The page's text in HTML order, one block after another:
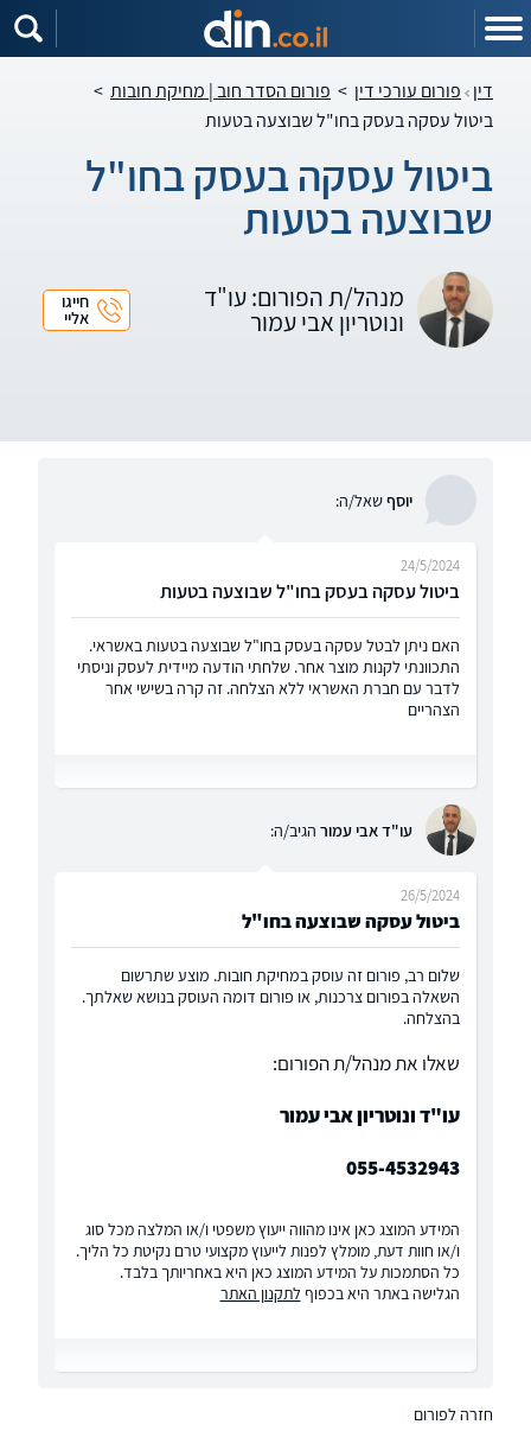
דין פורום עורכי דין > פורום הסדר חוב | מחיקת חובות >
ביטול עסקה בעסק בחו"ל שבוצעה בטעות
ביטול עסקה בעסק בחו"ל
שבוצעה בטעות
מנהל/ת הפורום: עו"ד
ונוטריון אבי עמור
חייגו
אליי
יוסףשאל/ה:
ביטול עסקה בעסק בחו"ל שבוצעה בטעות
24/5/2024
האם ניתן לבטל עסקה בעסק בחו"ל שבוצעה בטעות באשראי.
התכוונתי לקנות מוצר אחר. שלחתי הודעה מיידית לעסק וניסתי
לדבר עם חברת האשראי ללא הצלחה. זה קרה בשישי אחר
הצהריים
עו"ד אבי עמור הגיב/ה:
ביטול עסקה שבוצעה בחו"ל
26/5/2024
שלום רב, פורום זה עוסק במחיקת חובות. מוצע שתרשום
השאלה בפורום צרכנות, או פורום דומה העוסק בנושא שאלתך.
בהצלחה.
שאלו את מנהל/ת הפורום:
עו"ד ונוטריון אבי עמור
055-4532943
המידע המוצג כאן אינו מהווה ייעוץ משפטי ו/או המלצה מכל סוג
ו/או חוות דעת, מומלץ לפנות לייעוץ מקצועי טרם נקיטת כל הליך.
כל הסתמכות על המידע המוצג כאן היא באחריותך בלבד.
הגלישה באתר היא בכפוף לתקנון האתר
חזרה לפורום